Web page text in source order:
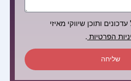
ותוכן שיווקי מאיזי
הפרטיות .
שליחה